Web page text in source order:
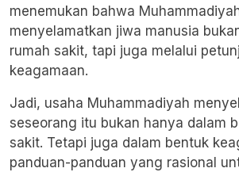
menemukan bahwa
menyelamatkan jiwa manusia
rumah sakit, tapi juga melalui
keagamaan.
Jadi, usaha Muhammadiyah
seseorang itu bukan hanya dalam
sakit. Tetapi juga dalam bentuk
panduan-panduan yang rasional